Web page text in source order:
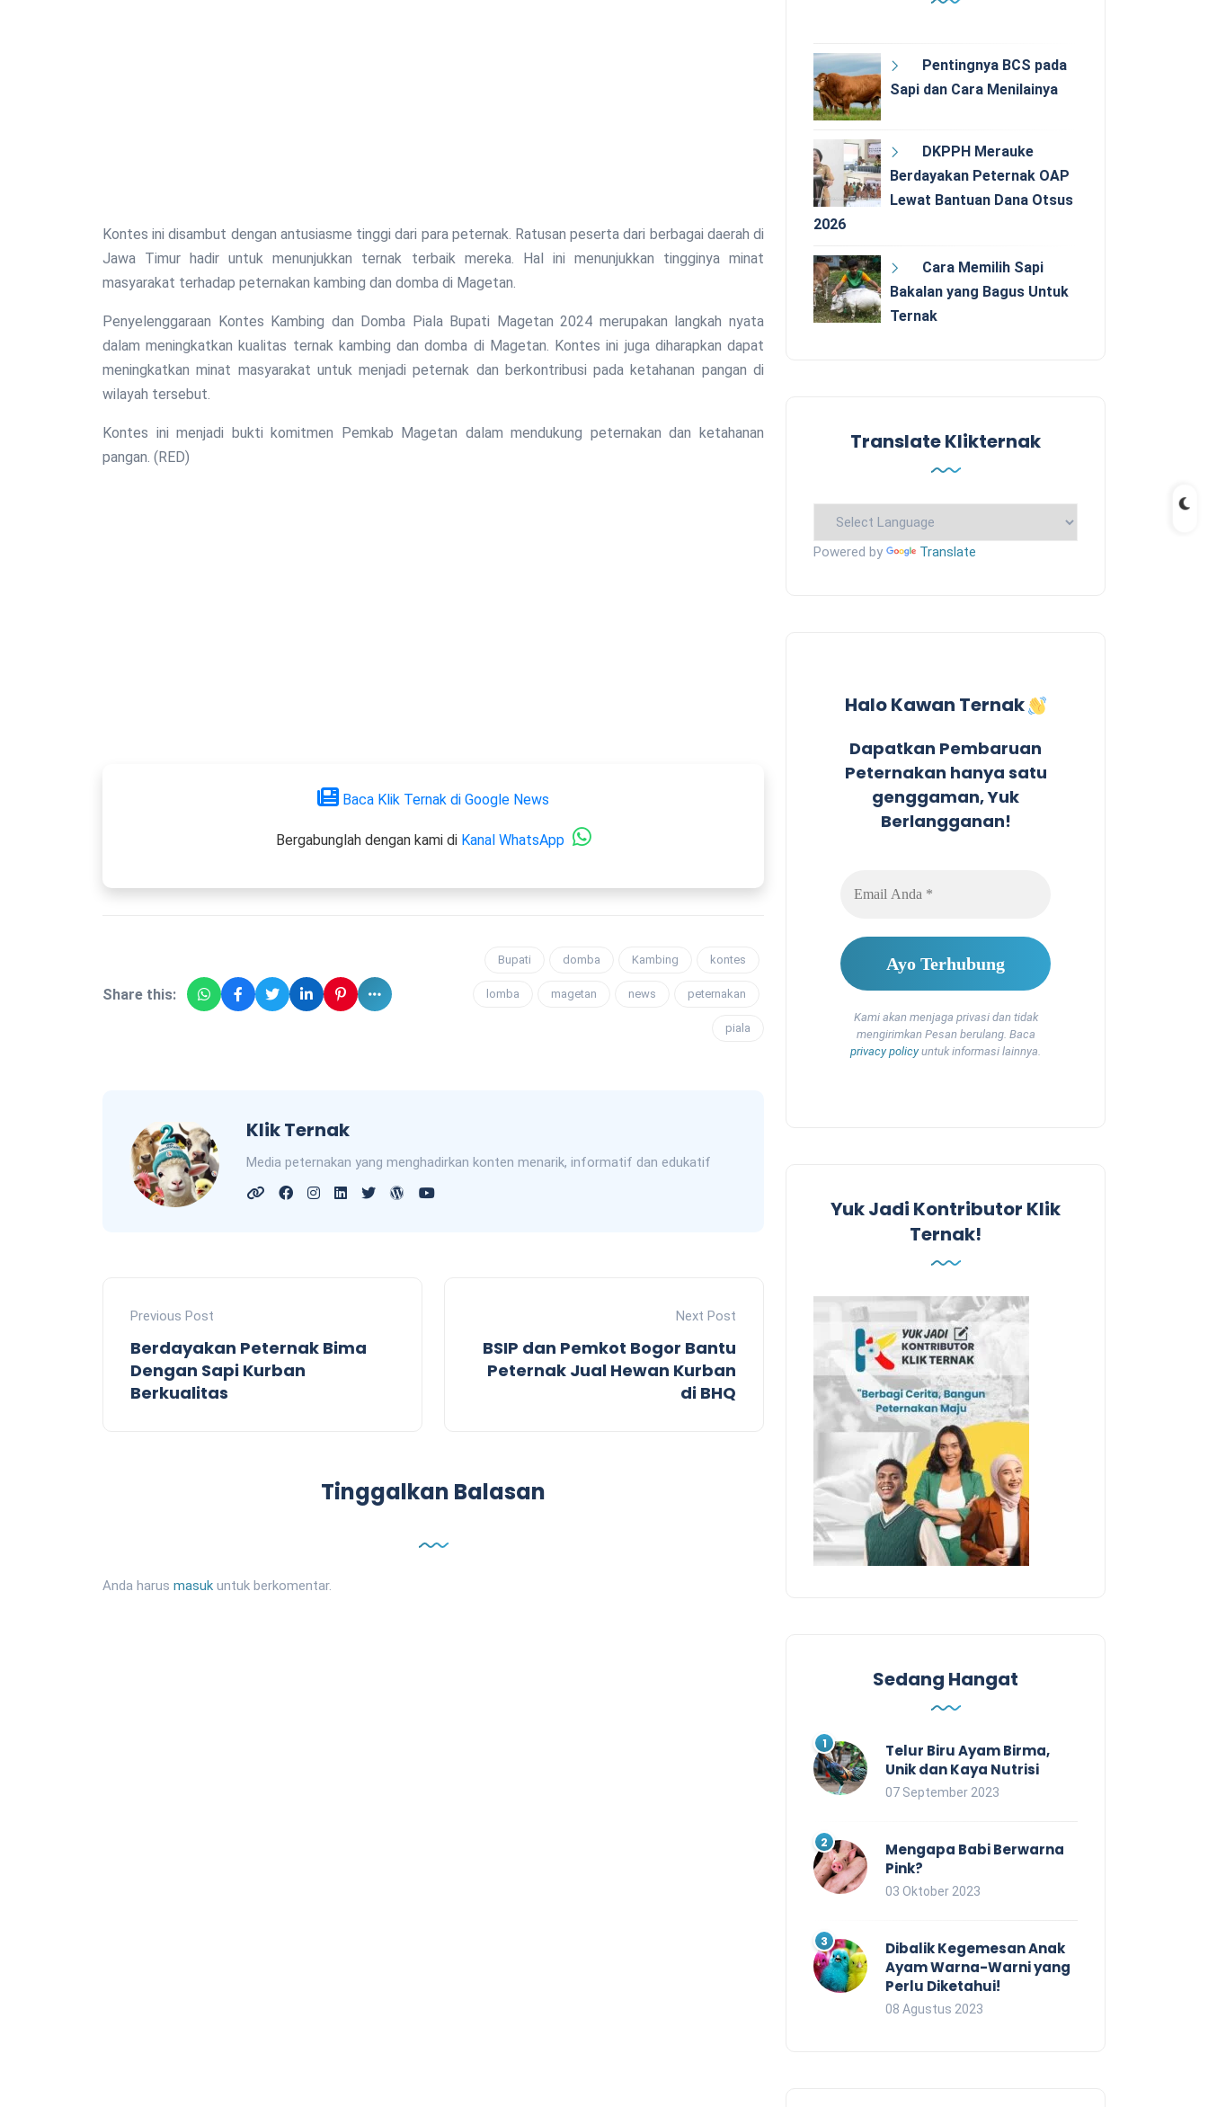
Kontes ini disambut dengan antusiasme tinggi dari para peternak. Ratusan peserta dari berbagai daerah di
Jawa Timur hadir untuk menunjukkan ternak terbaik mereka. Hal ini menunjukkan tingginya minat
masyarakat terhadap peternakan kambing dan domba di Magetan.
Penyelenggaraan Kontes Kambing dan Domba Piala Bupati Magetan 2024 merupakan langkah nyata
dalam meningkatkan kualitas ternak kambing dan domba di Magetan. Kontes ini juga diharapkan dapat
meningkatkan minat masyarakat untuk menjadi peternak dan berkontribusi pada ketahanan pangan di
wilayah tersebut.
Kontes ini menjadi bukti komitmen Pemkab Magetan dalam mendukung peternakan dan ketahanan
pangan. (RED)
Baca Klik Ternak di Google News
Bergabunglah dengan kami di Kanal WhatsApp
Share this:
Bupati domba Kambing kontes
lomba magetan news peternakan
piala
Klik Ternak
Media peternakan yang menghadirkan konten menarik, informatif dan edukatif
Previous Post
Berdayakan Peternak Bima
Dengan Sapi Kurban
Berkualitas
Next Post
BSIP dan Pemkot Bogor Bantu
Peternak Jual Hewan Kurban
di BHQ
Tinggalkan Balasan
Anda harus masuk untuk berkomentar.
Pentingnya BCS pada
Sapi dan Cara Menilainya
DKPPH Merauke
Berdayakan Peternak OAP
Lewat Bantuan Dana Otsus
2026
Cara Memilih Sapi
Bakalan yang Bagus Untuk
Ternak
Translate Klikternak
Powered by Translate
Halo Kawan Ternak
Dapatkan Pembaruan
Peternakan hanya satu
genggaman, Yuk
Berlangganan!
Kami akan menjaga privasi dan tidak
mengirimkan Pesan berulang. Baca
privacy policyuntuk informasi lainnya.
Yuk Jadi Kontributor Klik
Ternak!
Sedang Hangat
Telur Biru Ayam Birma,
Unik dan Kaya Nutrisi
07 September 2023
Mengapa Babi Berwarna
Pink?
03 Oktober 2023
Dibalik Kegemesan Anak
Ayam Warna-Warni yang
Perlu Diketahui!
08 Agustus 2023